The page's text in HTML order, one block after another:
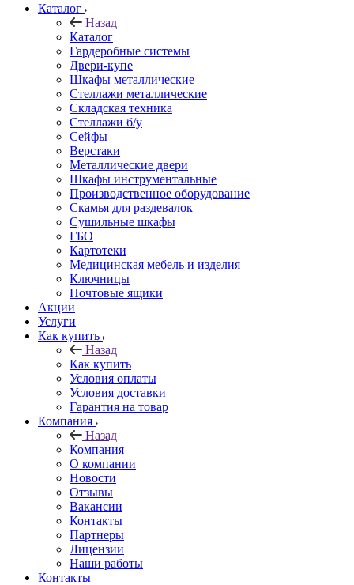
Каталог
Назад
Каталог
Гардеробные системы
Двери-купе
Шкафы металлические
Стеллажи металлические
Складская техника
Стеллажи б/у
Сейфы
Верстаки
Металлические двери
Шкафы инструментальные
Производственное оборудование
Скамья для раздевалок
Сушильные шкафы
ГБО
Картотеки
Медицинская мебель и изделия
Ключницы
Почтовые ящики
Акции
Услуги
Как купить
Назад
Как купить
Условия оплаты
Условия доставки
Гарантия на товар
Компания
Назад
Компания
О компании
Новости
Отзывы
Вакансии
Контакты
Партнеры
Лицензии
Наши работы
Контакты